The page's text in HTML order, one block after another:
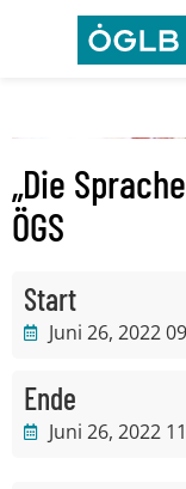
„Die
ÖGS
Start
Juni 26, 2022
Ende
Juni 26, 2022